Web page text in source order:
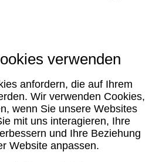
verwenden
anfordern, die auf Ihrem
Wir verwenden Cookies,
wenn Sie unsere Websites
mit uns interagieren, Ihre
und Ihre Beziehung
Website anpassen.